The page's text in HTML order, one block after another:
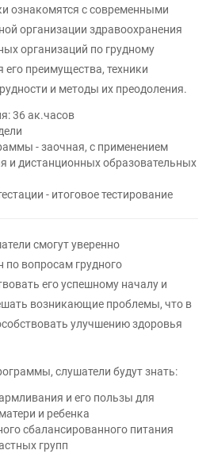
ознакомятся с современными
организации здравоохранения
организаций по грудному
преимущества, техники
и методы их преодоления.
36 ак.часов
- заочная, с применением
и дистанционных образовательных
- итоговое тестирование
смогут уверенно
вопросам грудного
его успешному началу и
возникающие проблемы, что в
улучшению здоровья
слушатели будут знать:
и его пользы для
и ребенка
сбалансированного питания
групп